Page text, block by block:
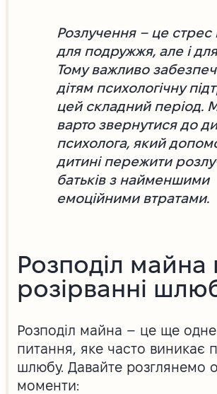
Розлучення – це стрес
для подружжя, але і для
Тому важливо
дітям психологічну
цей складний період.
варто звернутися до
психолога, який
дитині пережити
батьків з найменшими
емоційними втратами.
Розподіл майна
розірванні
Розподіл майна – це ще
питання, яке часто виникає
шлюбу. Давайте розглянемо
моменти: